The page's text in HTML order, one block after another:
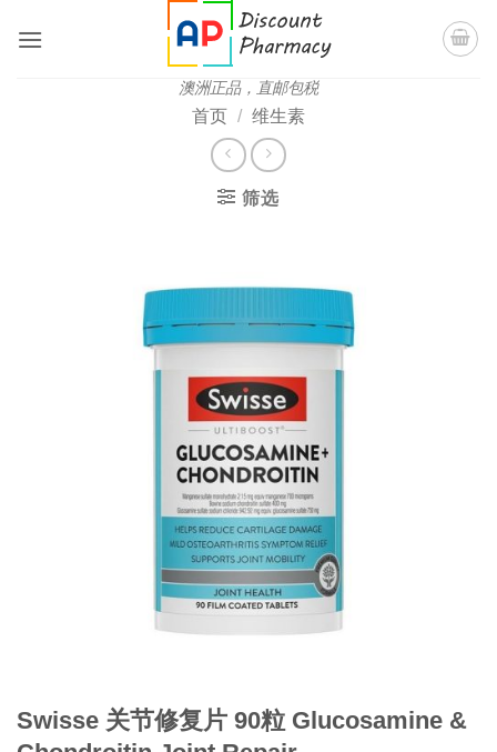
澳洲正品，直邮包税
首页 / 维生素
筛选
Swisse 关节修复片 90粒 Glucosamine &